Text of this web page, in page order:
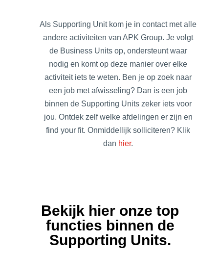
Als Supporting Unit kom je in contact met alle
andere activiteiten van APK Group. Je volgt
de Business Units op, ondersteunt waar
nodig en komt op deze manier over elke
activiteit iets te weten. Ben je op zoek naar
een job met afwisseling? Dan is een job
binnen de Supporting Units zeker iets voor
jou. Ontdek zelf welke afdelingen er zijn en
find your fit. Onmiddellijk solliciteren? Klik
dan hier.
Bekijk hier onze top
functies binnen de
Supporting Units.